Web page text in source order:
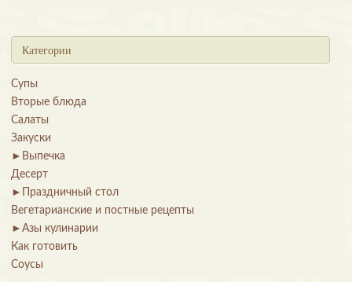
Категории
Супы
Вторые блюда
Салаты
Закуски
► Выпечка
Десерт
►
Праздничный стол
Вегетарианские и постные рецепты
► Азы кулинарии
Как готовить
Соусы